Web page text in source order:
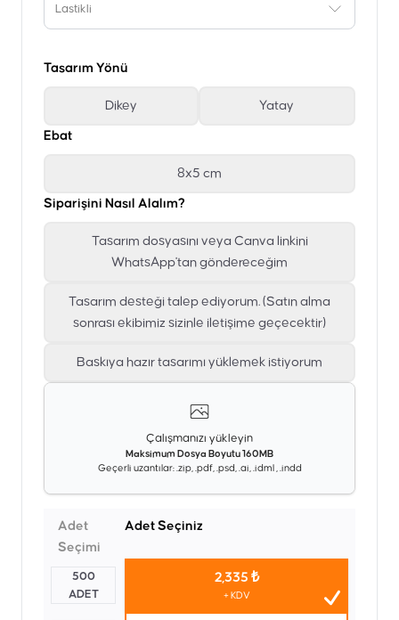
Tasarım Yönü
Dikey Yatay
Ebat
8x5 cm
Siparişini Nasıl Alalım?
Tasarım dosyasını veya Canva linkini
WhatsApp'tan göndereceğim
Tasarım desteği talep ediyorum. (Satın alma
sonrası ekibimiz sizinle iletişime geçecektir)
Baskıya hazır tasarımı yüklemek istiyorum
Çalışmanızı yükleyin
Maksimum Dosya Boyutu 160MB
Geçerli uzantılar: .zip, .pdf, .psd, .ai, .idml , .indd
Lastikli
Adet
Seçimi
Adet Seçiniz
500
ADET
2,335 ₺
+ KDV